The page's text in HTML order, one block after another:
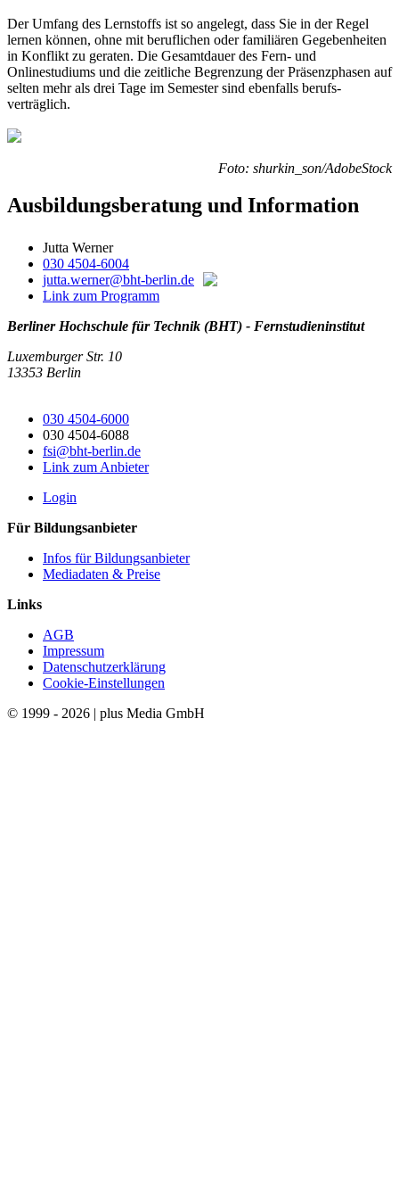
Der Umfang des Lernstoffs ist so angelegt, dass Sie in der Regel
lernen können, ohne mit beruflichen oder familiären Gegebenheiten
in Konflikt zu geraten. Die Gesamtdauer des Fern- und
Onlinestudiums und die zeitliche Begrenzung der Präsenz­phasen auf
selten mehr als drei Tage im Semester sind ebenfalls berufs­
verträglich.
Foto: shurkin_son/AdobeStock
Ausbildungsberatung und Information
Jutta Werner
030 4504-6004
jutta.werner@bht-berlin.de
Link zum Programm
Berliner Hochschule für Technik (BHT) - Fernstudieninstitut
Luxemburger Str. 10
13353 Berlin
030 4504-6000
030 4504-6088
fsi@bht-berlin.de
Link zum Anbieter
Login
Für Bildungsanbieter
Infos für Bildungsanbieter
Mediadaten & Preise
Links
AGB
Impressum
Datenschutzerklärung
Cookie-Einstellungen
© 1999 - 2026 | plus Media GmbH